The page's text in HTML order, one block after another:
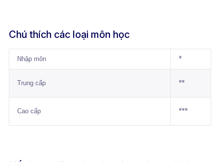
Chú thích các loại môn học
Nhập môn *
Trung cấp **
Cao cấp ***